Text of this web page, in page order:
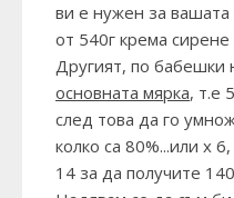
ви е нужен за
от 540г крема сирене
Другият, по бабешки
основната мярка, т.е
след това да го
колко са 80%...или х
14 за да получите